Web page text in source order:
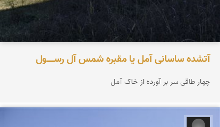
آتشده ساسانی آمل یا مقبره شمس آل‌ رســـــول
چهار طاقی سر بر آورده از خاک آمل